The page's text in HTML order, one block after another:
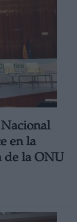
Nacional
en la
de la ONU